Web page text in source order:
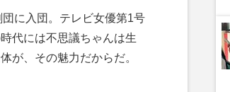
に入団。テレビ女優第1号
代には不思議ちゃんは生
が、その魅力だからだ。